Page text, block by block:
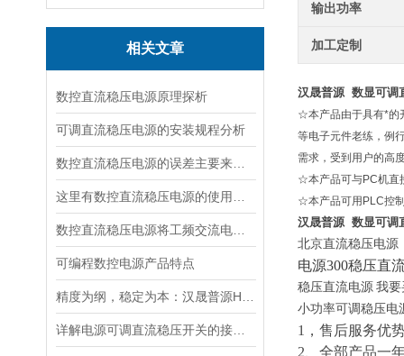
相关文章
数控直流稳压电源原理探析
可调直流稳压电源的安装规程分析
可编程数控电源产品特点
输出功率
加工定制
汉晟普源 数显可调
☆本产品由于具有*的
等电子元件老练，例
需求，受到用户的高
☆本产品可与PC机直
☆本产品可用PLC控
汉晟普源 数显可调
北京直流稳压电
电源300稳压直
稳压直流电源 我要
小功率可调稳压电
1，售后服务优
2、全部产品一